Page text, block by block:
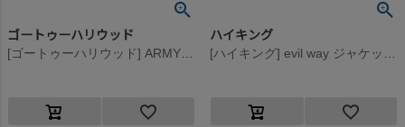
ゴートゥーハリウッド
[ゴートゥーハリウッド] ARMY ヘリンボン JK 1W白
ハイキング
[ハイキング] evil way ジャケット ブラック